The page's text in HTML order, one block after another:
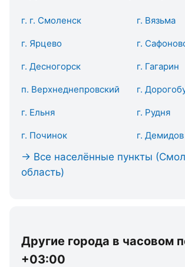
г. г. Смоленск г. Вязьма
г. Ярцево г.
г. Десногорск г. Гагарин
п. Верхнеднепровский г.
г. Ельня г. Рудня
г. Починок г. Демидов
→ Все населённые пункты
область)
Другие города в часовом
+03:00